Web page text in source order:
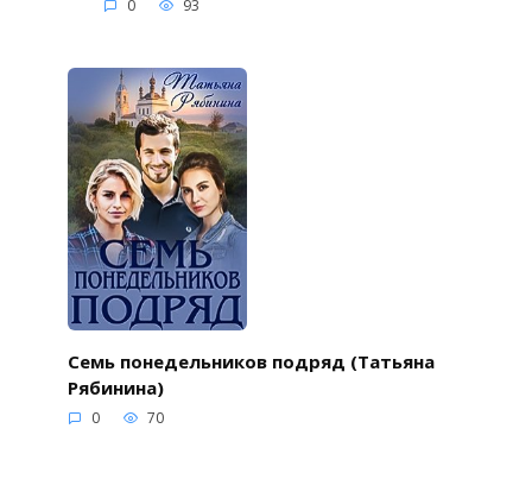
0 93
Семь понедельников подряд (Татьяна
Рябинина)
0 70